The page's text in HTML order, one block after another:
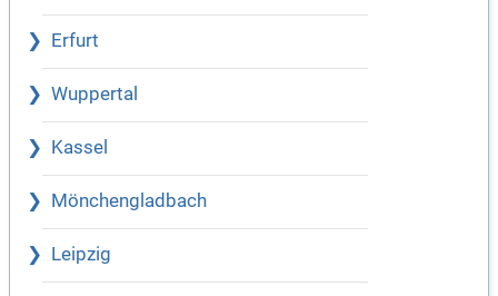
Erfurt
Wuppertal
Kassel
Mönchengladbach
Leipzig